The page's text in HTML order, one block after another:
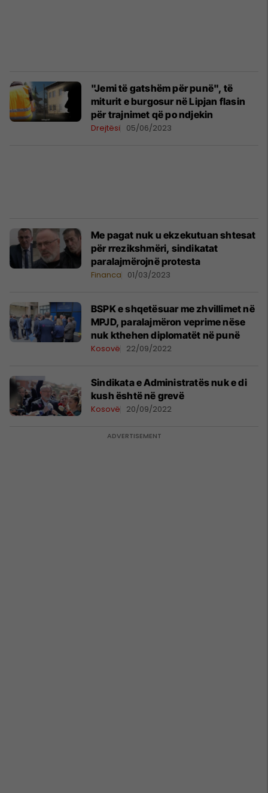
"Jemi të gatshëm për punë", të
miturit e burgosur në Lipjan flasin
për trajnimet që po ndjekin
Drejtësi 05/06/2023
Me pagat nuk u ekzekutuan shtesat
për rrezikshmëri, sindikatat
paralajmërojnë protesta
Financa 01/03/2023
BSPK e shqetësuar me zhvillimet në
MPJD, paralajmëron veprime nëse
nuk kthehen diplomatët në punë
Kosovë 22/09/2022
Sindikata e Administratës nuk e di
kush është në grevë
Kosovë 20/09/2022